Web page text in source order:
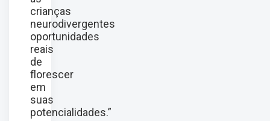
crianças
neurodivergentes
oportunidades
reais
de
florescer
em
suas
potencialidades.”